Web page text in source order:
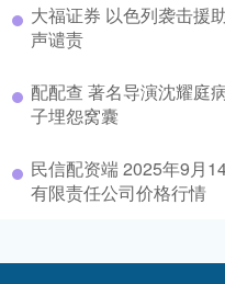
大福证券 以色列袭击援
声谴责
配配查 著名导演沈耀庭
子埋怨窝囊
民信配资端 2025年9月
有限责任公司价格行情